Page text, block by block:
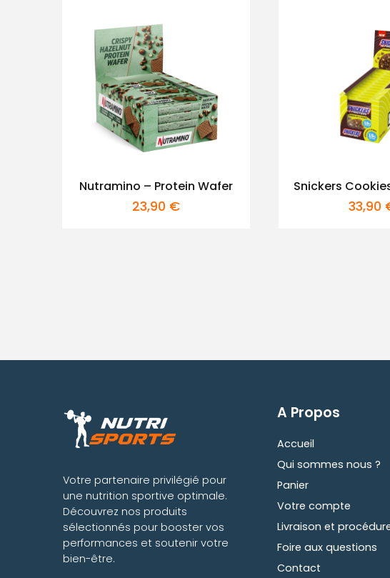
Nutramino – Protein Wafer
23,90 €
Snickers
33,90
Votre partenaire privilégié pour
une nutrition sportive optimale.
Découvrez nos produits
sélectionnés pour booster vos
performances et soutenir votre
bien-être.
A Propos
Accueil
Qui sommes nous ?
Panier
Votre compte
Livraison et
Foire aux questions
Contact